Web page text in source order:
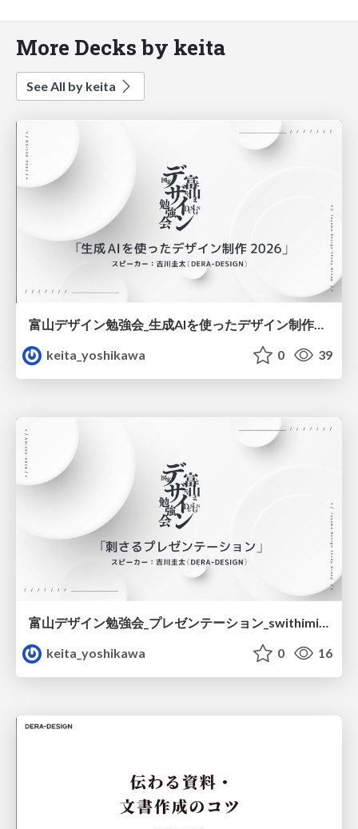
More Decks by keita
See All by keita
富山デザイン勉強会_生成AIを使ったデザイン制作2026最新版.pdf
keita_yoshikawa
0 39
keita_yoshikawa
0 16